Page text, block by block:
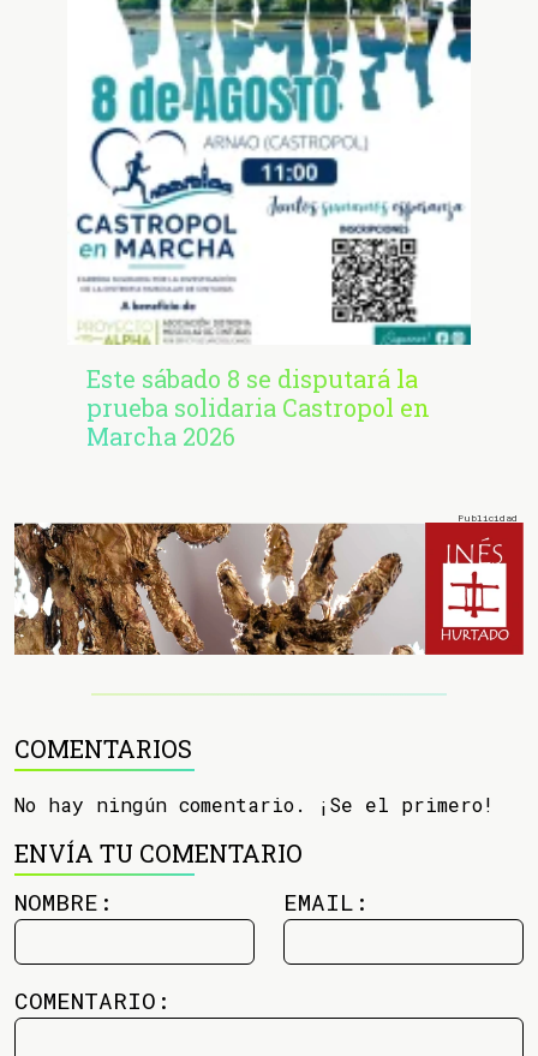
Este sábado 8 se disputará la
prueba solidaria Castropol en
Marcha 2026
COMENTARIOS
No hay ningún comentario. ¡Se el primero!
ENVÍA TU COMENTARIO
NOMBRE: EMAIL:
COMENTARIO: